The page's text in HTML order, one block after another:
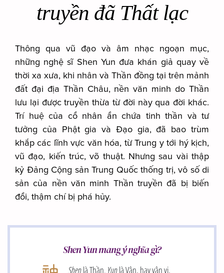
truyền đã Thất lạc
Thông qua vũ đạo và âm nhạc ngoạn mục,
những nghệ sĩ Shen Yun đưa khán giả quay về
thời xa xưa, khi nhân và Thần đồng tại trên mảnh
đất đại địa Thần Châu, nền văn minh do Thần
lưu lại được truyền thừa từ đời này qua đời khác.
Trí huệ của cổ nhân ẩn chứa tinh thần và tư
tưởng của Phật gia và Đạo gia, đã bao trùm
khắp các lĩnh vực văn hóa, từ Trung y tới hý kịch,
vũ đạo, kiến trúc, võ thuật. Nhưng sau vài thập
kỷ Đảng Cộng sản Trung Quốc thống trị, vô số di
sản của nền văn minh Thần truyền đã bị biến
đổi, thậm chí bị phá hủy.
Shen Yun mang ý nghĩa gì?
Shenlà Thần.Yunlà Vận, hay vận vị,